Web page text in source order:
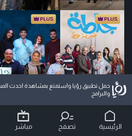
حمل تطبيق رؤيا واستمتع بمشاهدة احدث
والبرامج
الرئيسية تصفح مباشر